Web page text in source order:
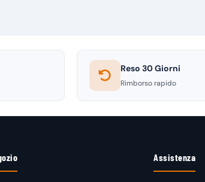
Reso 30 Giorni
Rimborso rapido
Assistenza